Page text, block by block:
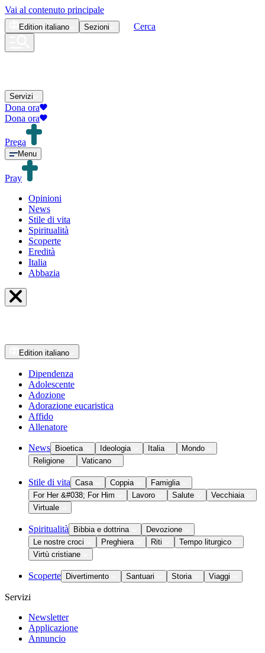
Vai al contenuto principale
Edition italiano Sezioni Cerca
Servizi
Dona ora
Dona ora
Prega
Menu
Pray
Opinioni
News
Stile di vita
Spiritualità
Scoperte
Eredità
Italia
Abbazia
Edition italiano
Dipendenza
Adolescente
Adozione
Adorazione eucaristica
Affido
Allenatore
News Bioetica Ideologia Italia
Mondo
Religione
Vaticano
Stile di vita Casa Coppia
Famiglia
For Her &#038; For Him
Lavoro Salute
Vecchiaia
Virtuale
Spiritualità Bibbia e dottrina
Devozione
Le nostre croci
Preghiera Riti
Tempo liturgico
Virtù cristiane
Scoperte Divertimento Santuari Storia Viaggi
Servizi
Newsletter
Applicazione
Annuncio